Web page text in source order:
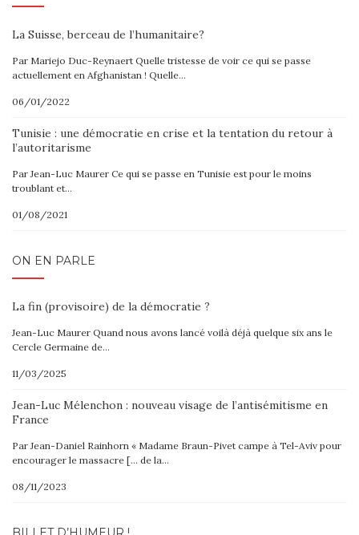
La Suisse, berceau de l’humanitaire?
Par Mariejo Duc-Reynaert Quelle tristesse de voir ce qui se passe
actuellement en Afghanistan ! Quelle…
06/01/2022
Tunisie : une démocratie en crise et la tentation du retour à
l’autoritarisme
Par Jean-Luc Maurer Ce qui se passe en Tunisie est pour le moins
troublant et…
01/08/2021
ON EN PARLE
La fin (provisoire) de la démocratie ?
Jean-Luc Maurer Quand nous avons lancé voilà déjà quelque six ans le
Cercle Germaine de…
11/03/2025
Jean-Luc Mélenchon : nouveau visage de l’antisémitisme en
France
Par Jean-Daniel Rainhorn « Madame Braun-Pivet campe à Tel-Aviv pour
encourager le massacre [… de la…
08/11/2023